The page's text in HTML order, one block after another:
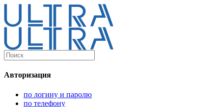
Каталог
Компьютеры и комплектующие
Персональные компьютеры
Авторизация
по логину и паролю
по телефону